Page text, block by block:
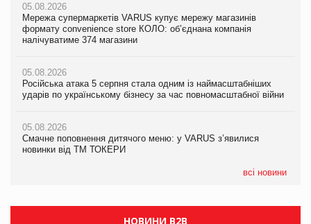
05.08.2026
Мережа супермаркетів VARUS купує мережу магазинів
формату convenience store КОЛО: об’єднана компанія
налічуватиме 374 магазини
05.08.2026
Російська атака 5 серпня стала одним із наймасштабніших
ударів по українському бізнесу за час повномасштабної війни
05.08.2026
Смачне поповнення дитячого меню: у VARUS з’явилися
новинки від ТМ ТОКЕРИ
всі новини
05.08.2026
Смачне поповнення дитячого меню: у VARUS з’явилися
новинки від ТМ ТОКЕРИ
05.08.2026
Сергій Лісунов про заморожені хлібобулочні вироби на
PrivateLabel&FMCG Master 2026
04.08.2026
Через атаку РФ у Дніпрі пошкоджено склад шоколаду
Millennium
05.08.2026
Adidas витратила понад $1 млрд на маркетинг за квартал
продуктів
НОВИНИ B2B